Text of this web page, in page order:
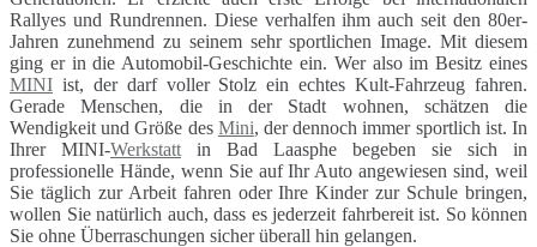
Rallyes und Rundrennen. Diese verhalfen ihm auch seit den 80er-
Jahren zunehmend zu seinem sehr sportlichen Image. Mit diesem
ging er in die Automobil-Geschichte ein. Wer also im Besitz eines
MINI ist, der darf voller Stolz ein echtes Kult-Fahrzeug fahren.
Gerade Menschen, die in der Stadt wohnen, schätzen die
Wendigkeit und Größe des Mini, der dennoch immer sportlich ist. In
Ihrer MINI-Werkstatt in Bad Laasphe begeben sie sich in
professionelle Hände, wenn Sie auf Ihr Auto angewiesen sind, weil
Sie täglich zur Arbeit fahren oder Ihre Kinder zur Schule bringen,
wollen Sie natürlich auch, dass es jederzeit fahrbereit ist. So können
Sie ohne Überraschungen sicher überall hin gelangen.